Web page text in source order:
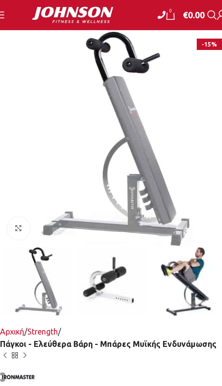
0 €0.00
-15%
Κλικ για μεγέθυνση
Αρχική Strength
Πάγκοι - Ελεύθερα Βάρη - Μπάρες Μυϊκής Ενδυνάμωσης